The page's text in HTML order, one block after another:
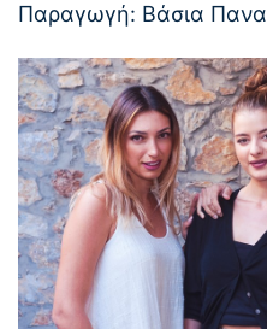
Παραγωγή: Βάσια